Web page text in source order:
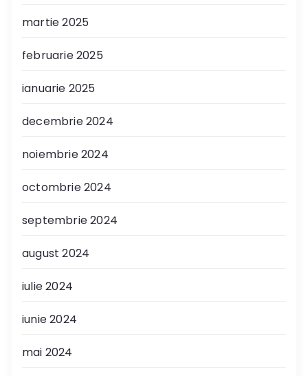
martie 2025
februarie 2025
ianuarie 2025
decembrie 2024
noiembrie 2024
octombrie 2024
septembrie 2024
august 2024
iulie 2024
iunie 2024
mai 2024